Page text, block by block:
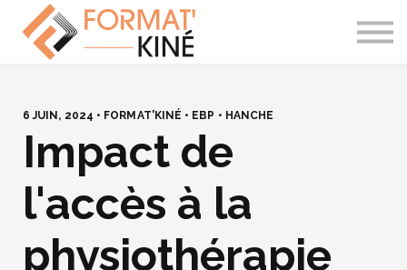
À PROPOS
CONTACT
SE CONNECTER
6 JUIN, 2024 • FORMAT'KINÉ • EBP • HANCHE
Impact de
l'accès à la
physiothérapie